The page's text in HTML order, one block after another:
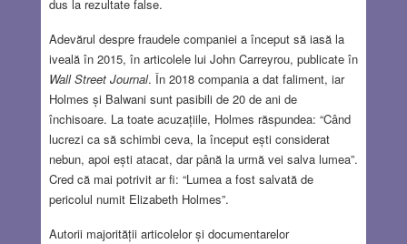
dus la rezultate false.
Adevărul despre fraudele companiei a început să iasă la
iveală în 2015, în articolele lui John Carreyrou, publicate în
Wall Street Journal. În 2018 compania a dat faliment, iar
Holmes și Balwani sunt pasibili de 20 de ani de
închisoare. La toate acuzațiile, Holmes răspundea: “Când
lucrezi ca să schimbi ceva, la început ești considerat
nebun, apoi ești atacat, dar până la urmă vei salva lumea”.
Cred că mai potrivit ar fi: “Lumea a fost salvată de
pericolul numit Elizabeth Holmes”.
Autorii majorității articolelor și documentarelor